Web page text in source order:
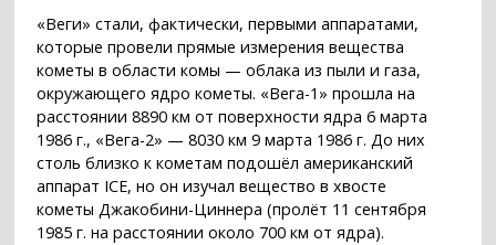
«Веги» стали, фактически, первыми аппаратами,
которые провели прямые измерения вещества
кометы в области комы — облака из пыли и газа,
окружающего ядро кометы. «Вега-1» прошла на
расстоянии 8890 км от поверхности ядра 6 марта
1986 г., «Вега-2» — 8030 км 9 марта 1986 г. До них
столь близко к кометам подошёл американский
аппарат ICE, но он изучал вещество в хвосте
кометы Джакобини-Циннера (пролёт 11 сентября
1985 г. на расстоянии около 700 км от ядра).